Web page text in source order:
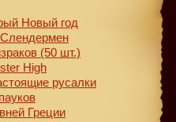
Новый год
(50 шт.)
High
русалки
Греции